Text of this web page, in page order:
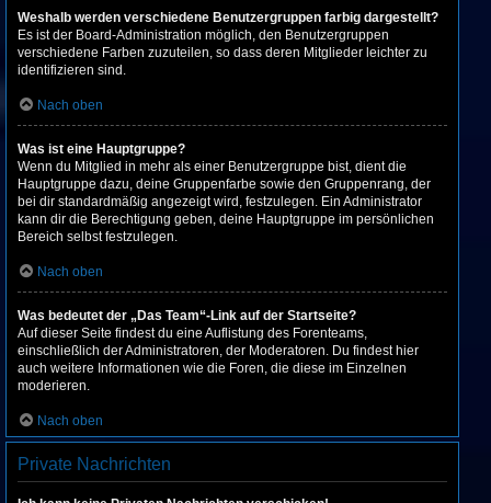
Weshalb werden verschiedene Benutzergruppen farbig dargestellt?
Es ist der Board-Administration möglich, den Benutzergruppen
verschiedene Farben zuzuteilen, so dass deren Mitglieder leichter zu
identifizieren sind.
Nach oben
Was ist eine Hauptgruppe?
Wenn du Mitglied in mehr als einer Benutzergruppe bist, dient die
Hauptgruppe dazu, deine Gruppenfarbe sowie den Gruppenrang, der
bei dir standardmäßig angezeigt wird, festzulegen. Ein Administrator
kann dir die Berechtigung geben, deine Hauptgruppe im persönlichen
Bereich selbst festzulegen.
Nach oben
Was bedeutet der „Das Team“-Link auf der Startseite?
Auf dieser Seite findest du eine Auflistung des Forenteams,
einschließlich der Administratoren, der Moderatoren. Du findest hier
auch weitere Informationen wie die Foren, die diese im Einzelnen
moderieren.
Nach oben
Private Nachrichten